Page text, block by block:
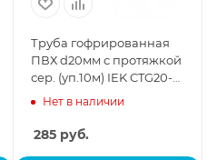
Труба гофрированная
ПВХ d20мм с протяжкой
сер. (уп.10м) IEK CTG20-
20-K41-010I
Нет в наличии
285руб.